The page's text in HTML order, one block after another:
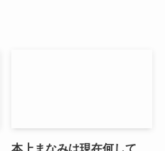
本上まなみは現在何して